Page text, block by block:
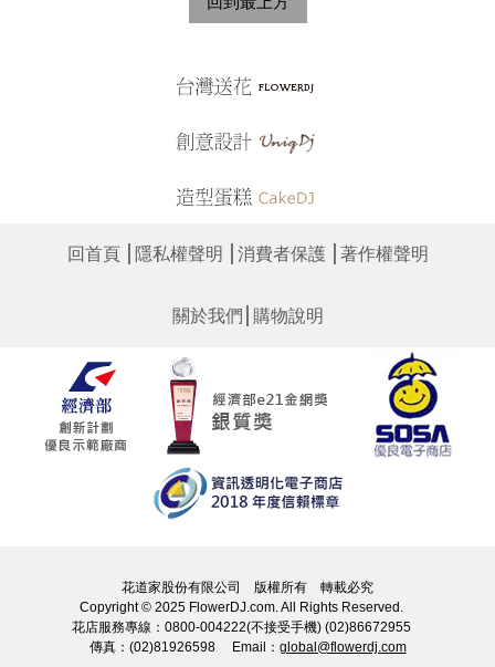
回首頁│ 隱私權聲明 消費者保護│ 著作權聲明
關於我們 購物說明
花道家股份有限公司 版權所有 轉載必究
Copyright © 2025 FlowerDJ.com. All Rights Reserved.
花店服務專線：0800-004222(不接受手機) (02)86672955
傳真：(02)81926598 Email： global@flowerdj.com